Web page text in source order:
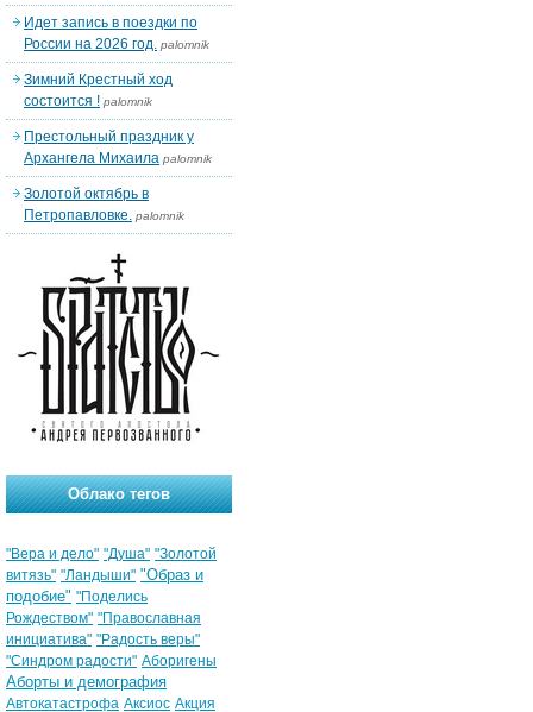
Идет запись в поездки по
России на 2026 год. palomnik
Зимний Крестный ход
состоится ! palomnik
Престольный праздник у
Архангела Михаила palomnik
Золотой октябрь в
Петропавловке. palomnik
Облако тегов
"Вера и дело" "Душа" "Золотой
витязь" "Ландыши" "Образ и
подобие" "Поделись
Рождеством" "Православная
инициатива" "Радость веры"
"Синдром радости" Аборигены
Аборты и демография
Автокатастрофа Аксиос Акция